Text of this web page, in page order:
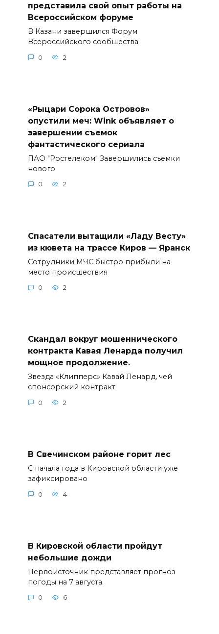
представила свой опыт работы на
Всероссийском форуме
В Казани завершился Форум
Всероссийского сообщества
0 2
«Рыцари Сорока Островов»
опустили меч: Wink объявляет о
завершении съемок
фантастического сериала
ПАО "Ростелеком" Завершились съемки
нового
0 2
Спасатели вытащили «Ладу Весту»
из кювета на трассе Киров — Яранск
Сотрудники МЧС быстро прибыли на
место происшествия
0 2
Скандал вокруг мошеннического
контракта Кавая Ленарда получил
мощное продолжение.
Звезда «Клипперс» Кавай Ленард, чей
спонсорский контракт
0 2
В Свечинском районе горит лес
С начала года в Кировской области уже
зафиксировано
0 4
В Кировской области пройдут
небольшие дожди
Первоисточник представляет прогноз
погоды на 7 августа.
0 6